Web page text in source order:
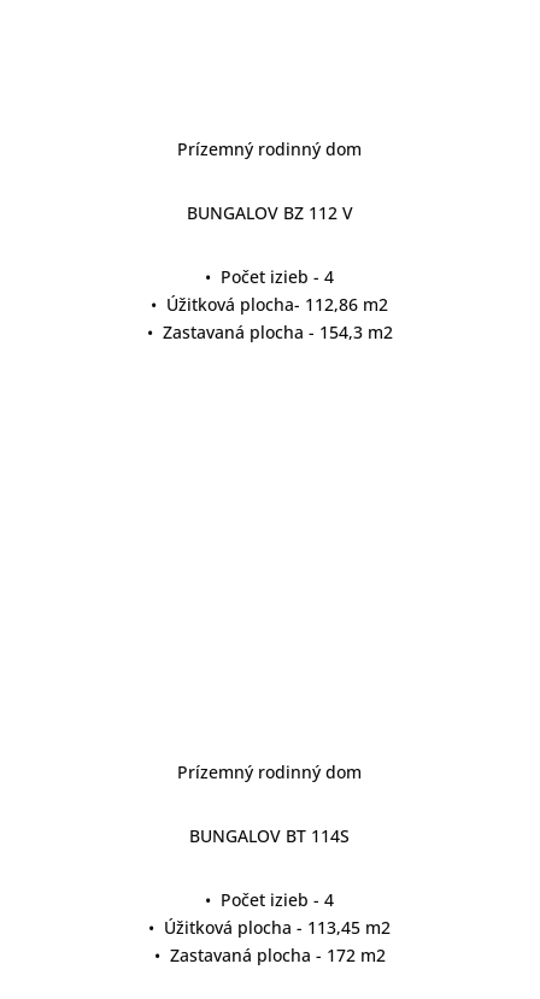
Prízemný rodinný dom
BUNGALOV BZ 112 V
• Počet izieb - 4
• Úžitková plocha- 112,86 m2
• Zastavaná plocha - 154,3 m2
Prízemný rodinný dom
BUNGALOV BT 114S
• Počet izieb - 4
• Úžitková plocha - 113,45 m2
• Zastavaná plocha - 172 m2